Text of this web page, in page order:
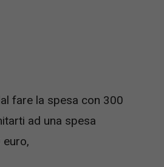
fare la spesa con 300
ad una spesa
euro,